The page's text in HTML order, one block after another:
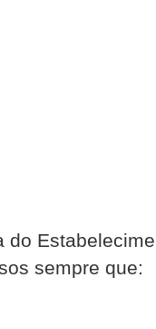
do
sempre que: